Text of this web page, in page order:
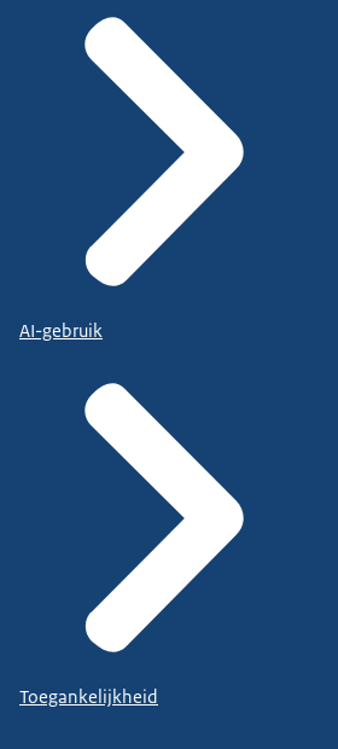
AI-gebruik
Toegankelijkheid